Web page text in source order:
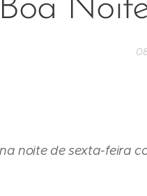
Boa
noite de sexta-feira